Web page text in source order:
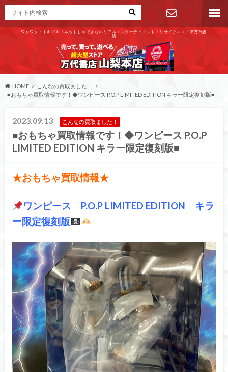
ワクワク！ドキドキ！ネットじゃできないリアルエンターテイメント！リサイクルストア万代書
店
お問い合わ
せ
HOME
こんなの買取ました！
■おもちゃ買取情報です！◆ワンピース P.O.P LIMITED EDITION キラー限定復刻版■
2023.09.13 こんなの買取ました！
■おもちゃ買取情報です！◆ワンピース P.O.P
LIMITED EDITION キラー限定復刻版■
★おもちゃ買取情報★
ワンピース P.O.P LIMITED EDITION キラ
ー限定復刻版